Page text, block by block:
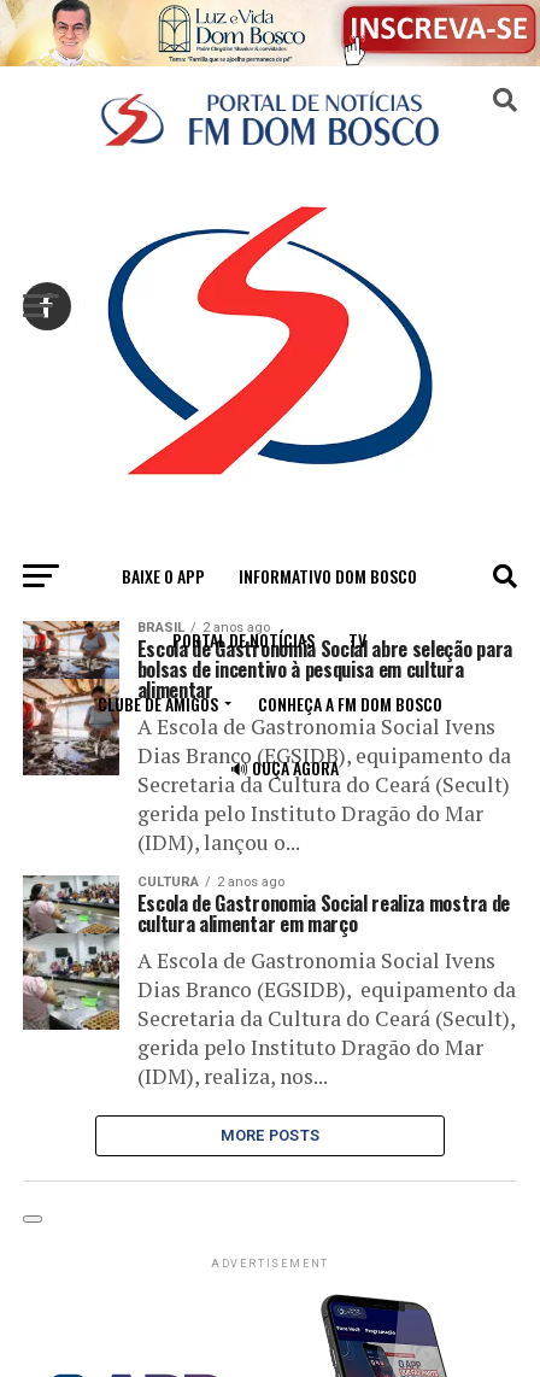
BAIXE O APP INFORMATIVO DOM BOSCO
PORTAL DE NOTÍCIAS TV
CLUBE DE AMIGOS CONHEÇA A FM DOM BOSCO
🔊 OUÇA AGORA
All posts tagged "cultura alimentar"
BRASIL 2 anos ago
Escola de Gastronomia Social abre seleção para
bolsas de incentivo à pesquisa em cultura
alimentar
A Escola de Gastronomia Social Ivens
Dias Branco (EGSIDB), equipamento da
Secretaria da Cultura do Ceará (Secult)
gerida pelo Instituto Dragão do Mar
(IDM), lançou o...
CULTURA 2 anos ago
Escola de Gastronomia Social realiza mostra de
cultura alimentar em março
A Escola de Gastronomia Social Ivens
Dias Branco (EGSIDB), equipamento da
Secretaria da Cultura do Ceará (Secult),
gerida pelo Instituto Dragão do Mar
(IDM), realiza, nos...
MORE POSTS
ADVERTISEMENT
Sair da versão mobile